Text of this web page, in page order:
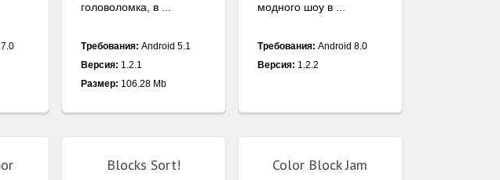
головоломка, в ...
Требования: Android 5.1
Версия: 1.2.1
Размер: 106.28 Mb
модного шоу в ...
Требования: Android 8.0
Версия: 1.2.2
Blocks Sort! Color Block Jam